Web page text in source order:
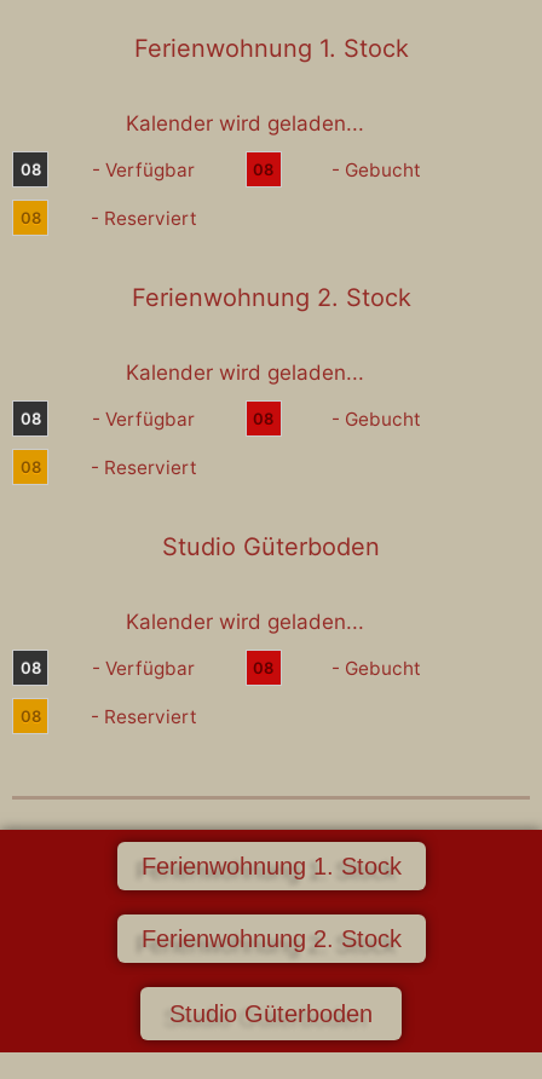
Ferienwohnung 1. Stock
Kalender wird geladen...
08 - Verfügbar 08 - Gebucht
08 - Reserviert
Ferienwohnung 2. Stock
Kalender wird geladen...
08 - Verfügbar 08 - Gebucht
08 - Reserviert
Studio Güterboden
Kalender wird geladen...
08 - Verfügbar 08 - Gebucht
08 - Reserviert
Ferienwohnung 1. Stock
Ferienwohnung 2. Stock
Studio Güterboden